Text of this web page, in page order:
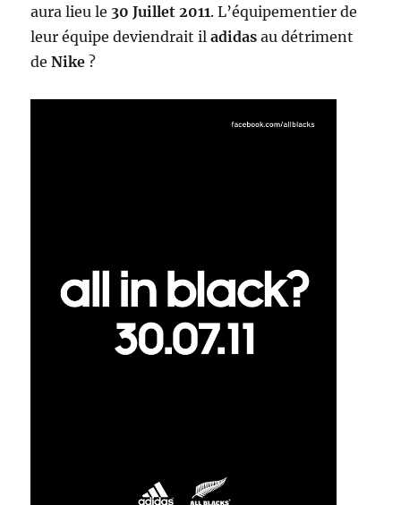
aura lieu le 30 Juillet 2011. L’équipementier de
leur équipe deviendrait iladidasau détriment
deNike ?